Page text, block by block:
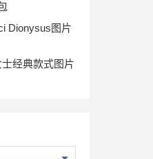
Dionysus图片
经典款式图片